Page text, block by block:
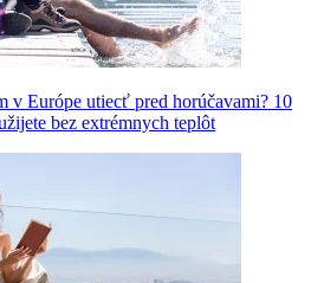
v Európe utiecť pred horúčavami? 10
bez extrémnych teplôt